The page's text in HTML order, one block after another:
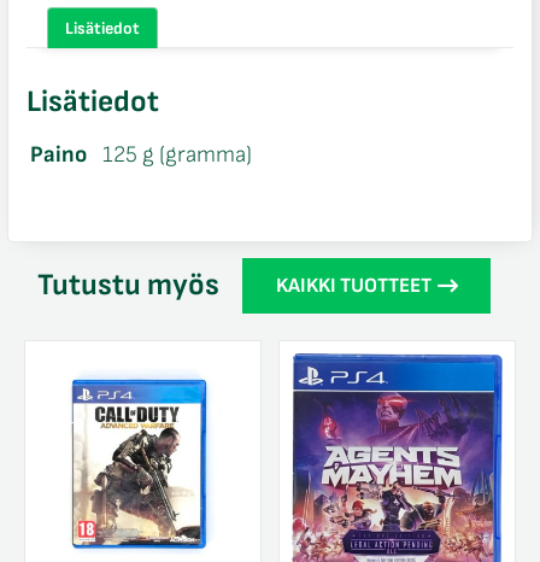
määräLisätiedot
Lisätiedot
Paino 125 g (gramma)
Tutustu myös KAIKKI TUOTTEET